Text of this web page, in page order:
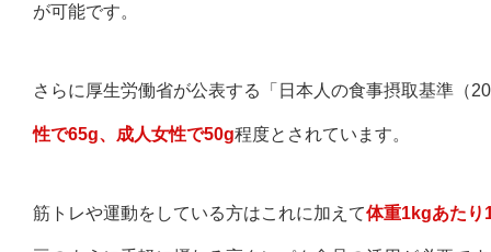
が可能です。
さらに厚生労働省が公表する「日本人の食事摂取基準（
性で65g、成人女性で50g程度とされています。
筋トレや運動をしている方はこれに加えて体重1kgあたり